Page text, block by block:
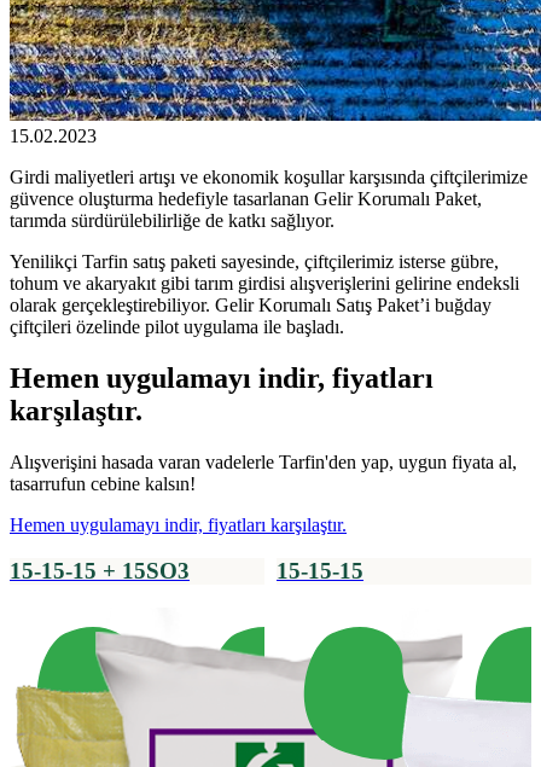
15.02.2023
Girdi maliyetleri artışı ve ekonomik koşullar karşısında çiftçilerimize
güvence oluşturma hedefiyle tasarlanan Gelir Korumalı Paket,
tarımda sürdürülebilirliğe de katkı sağlıyor.
Yenilikçi Tarfin satış paketi sayesinde, çiftçilerimiz isterse gübre,
tohum ve akaryakıt gibi tarım girdisi alışverişlerini gelirine endeksli
olarak gerçekleştirebiliyor. Gelir Korumalı Satış Paket’i buğday
çiftçileri özelinde pilot uygulama ile başladı.
Hemen uygulamayı indir, fiyatları
karşılaştır.
Alışverişini hasada varan vadelerle Tarfin'den yap, uygun fiyata al,
tasarrufun cebine kalsın!
Hemen uygulamayı indir, fiyatları karşılaştır.
15-15-15 + 15SO3 15-15-15